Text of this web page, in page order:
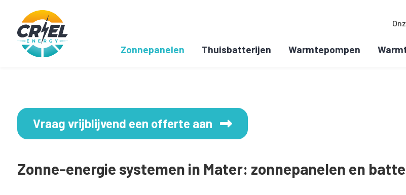
Zonnepanelen Thuisbatterijen Warmtepompen
Vraag vrijblijvend een offerte aan
Zonne-energie systemen in Mater: zonnepanelen en